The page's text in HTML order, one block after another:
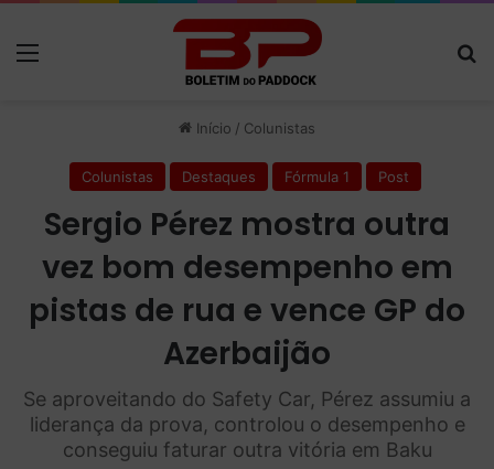
Início / Colunistas
Colunistas Destaques Fórmula 1 Post
Sergio Pérez mostra outra
vez bom desempenho em
pistas de rua e vence GP do
Azerbaijão
Se aproveitando do Safety Car, Pérez assumiu a
liderança da prova, controlou o desempenho e
conseguiu faturar outra vitória em Baku